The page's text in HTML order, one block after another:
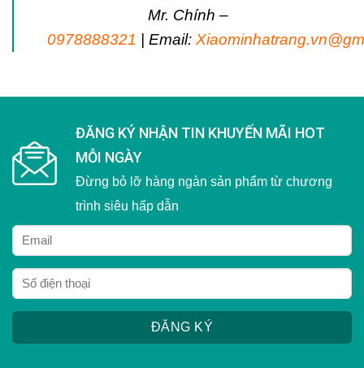
Mr. Chính –
0978888321 | Email:
ĐĂNG KÝ NHẬN TIN KHUYẾN MÃI HOT
MỖI NGÀY
Đừng bỏ lỡ hàng ngàn sản phẩm từ chương
trình siêu hấp dẫn